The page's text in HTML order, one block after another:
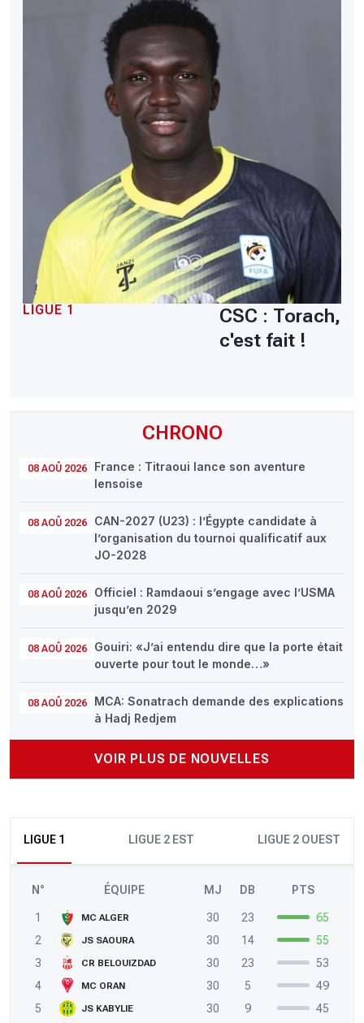
CHRONO
08 AOÛ 2026
France : Titraoui lance son aventure
lensoise
08 AOÛ 2026
CAN-2027 (U23) : l’Égypte candidate à
l’organisation du tournoi qualificatif aux
JO-2028
08 AOÛ 2026
Officiel : Ramdaoui s’engage avec l’USMA
jusqu’en 2029
08 AOÛ 2026
Gouiri: «J’ai entendu dire que la porte était
ouverte pour tout le monde…»
08 AOÛ 2026
MCA: Sonatrach demande des explications
à Hadj Redjem
VOIR PLUS DE NOUVELLES
LIGUE 1 LIGUE 2 EST LIGUE 2 OUEST
N° ÉQUIPE MJ DB PTS
1 MC ALGER 30 23
65
2
JS SAOURA 30 14
55
3
CR BELOUIZDAD 30 23
53
4
MC ORAN 30 5
49
5
JS KABYLIE 30 9
45
LIGUE 1
CSC : Torach,
c'est fait !